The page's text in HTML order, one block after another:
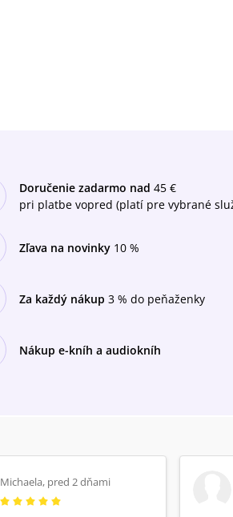
Doručenie zadarmo nad 45 €
pri platbe vopred (platí pre vybrané
Zľava na novinky 10 %
Za každý nákup 3 % do peňaženky
Nákup e-kníh a audiokníh
Michaela, pred 2 dňami